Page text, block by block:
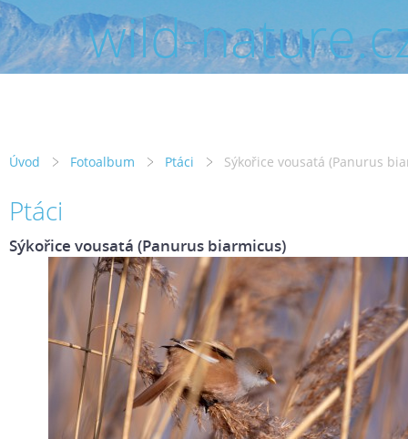
wild-
Úvod Fotoalbum Ptáci Sýkořice vousatá (Panurus
Ptáci
Sýkořice vousatá (Panurus biarmicus)